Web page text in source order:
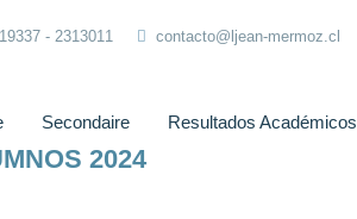
- 2313011 contacto@ljean-mermoz.cl
Secondaire Resultados Académicos
2024